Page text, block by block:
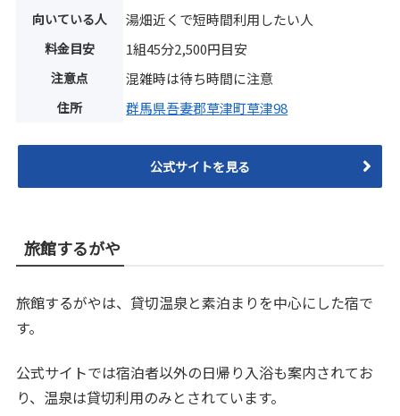
向いている人 湯畑近くで短時間利用したい人
料金目安 1組45分2,500円目安
注意点 混雑時は待ち時間に注意
住所 群馬県吾妻郡草津町草津98
公式サイトを見る
旅館するがや
旅館するがやは、貸切温泉と素泊まりを中心にした宿で
す。
公式サイトでは宿泊者以外の日帰り入浴も案内されてお
り、温泉は貸切利用のみとされています。